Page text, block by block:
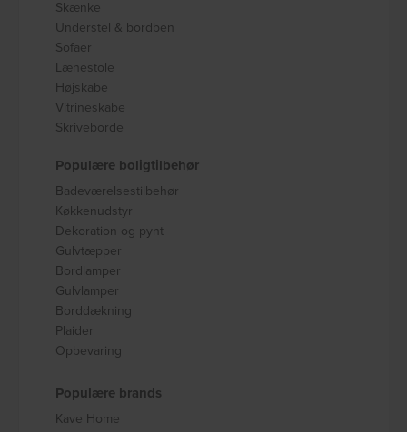
Skænke
Understel & bordben
Sofaer
Lænestole
Højskabe
Vitrineskabe
Skriveborde
Populære boligtilbehør
Badeværelsestilbehør
Køkkenudstyr
Dekoration og pynt
Gulvtæpper
Bordlamper
Gulvlamper
Borddækning
Plaider
Opbevaring
Populære brands
Kave Home